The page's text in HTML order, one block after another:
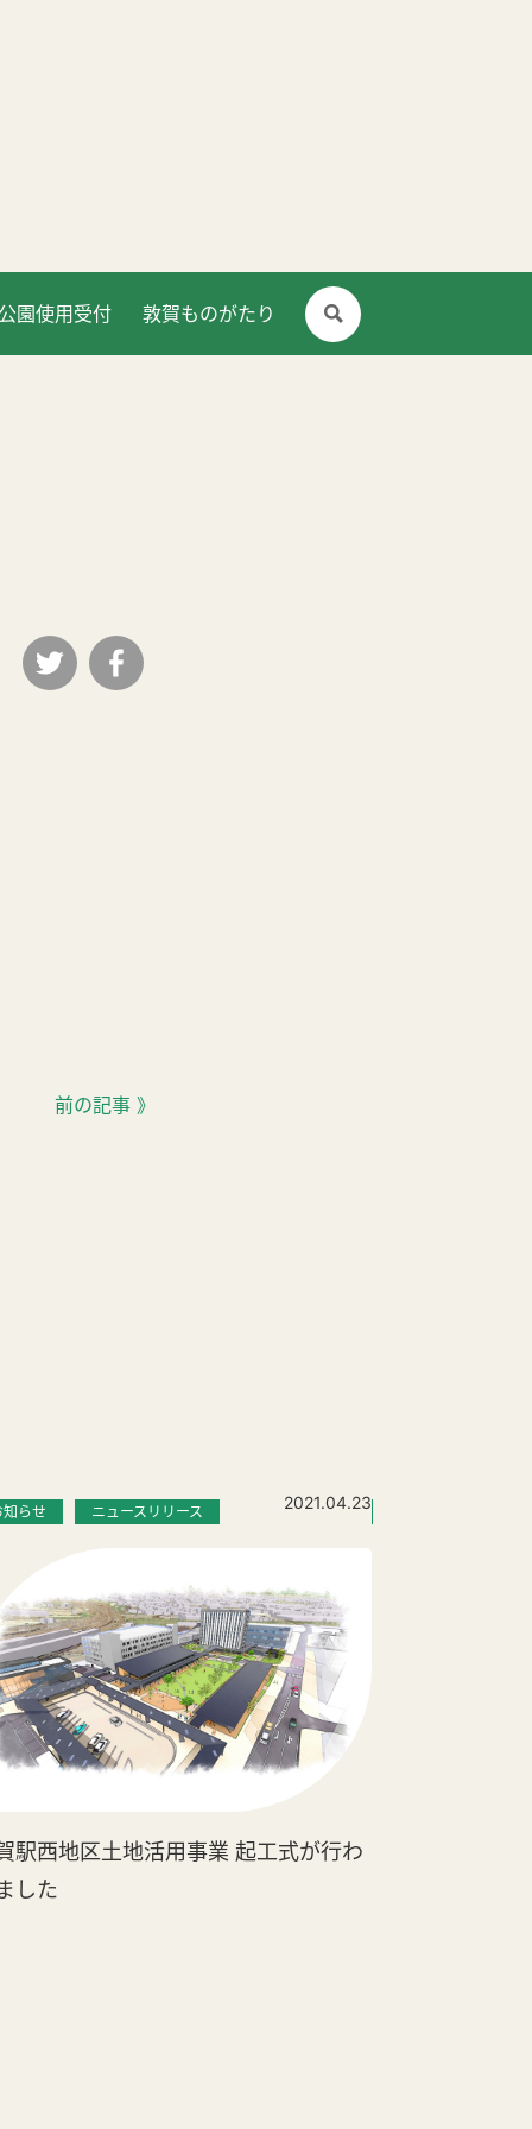
園使用受付 敦賀ものがたり
前の記事 》
知らせ ニュースリリース 2021.04.23
駅西地区土地活用事業 起工式が行わ
した